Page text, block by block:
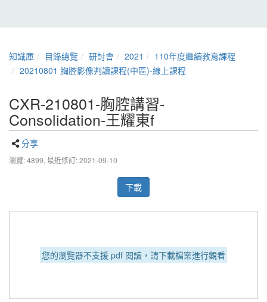
知識庫 目錄總覽 研討會 2021
110年度繼續教育課程
20210801 胸腔影像判讀課程(中區)-線上課程
CXR-210801-胸腔講習-
Consolidation-王耀東f
分享
瀏覽: 4899, 最近修訂: 2021-09-10
下載
您的瀏覽器不支援 pdf 閱讀，請下載檔案進行觀看